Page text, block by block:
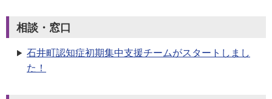
相談・窓口
石井町認知症初期集中支援チームがスタートしまし
た！